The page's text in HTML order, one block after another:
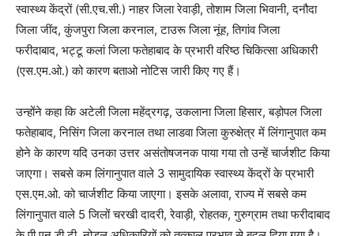
स्वास्थ्य केंद्रों (सी.एच.सी.) नाहर जिला रेवाड़ी, तोशाम जिला भिवानी, दनौदा
जिला जींद, कुंजपुरा जिला करनाल, टाउरू जिला नूंह, तिगांव जिला
फरीदाबाद, भट्टू कलां जिला फतेहाबाद के प्रभारी वरिष्ठ चिकित्सा अधिकारी
(एस.एम.ओ.) को कारण बताओ नोटिस जारी किए गए हैं।
उन्होंने कहा कि अटेली जिला महेंद्रगढ़, उकलाना जिला हिसार, बड़ोपल जिला
फतेहाबाद, निसिंग जिला करनाल तथा लाडवा जिला कुरुक्षेत्र में लिंगानुपात कम
होने के कारण यदि उनका उत्तर असंतोषजनक पाया गया तो उन्हें चार्जशीट किया
जाएगा। सबसे कम लिंगानुपात वाले 3 सामुदायिक स्वास्थ्य केंद्रों के प्रभारी
एस.एम.ओ. को चार्जशीट किया जाएगा। इसके अलावा, राज्य में सबसे कम
लिंगानुपात वाले 5 जिलों चरखी दादरी, रेवाड़ी, रोहतक, गुरुग्राम तथा फरीदाबाद